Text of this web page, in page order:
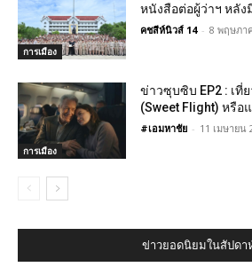
การเมือง
หนังสือต่อผู้ว่าฯ หลัง
คชสีห์นิวส์ 14 - 8 พฤษภา
การเมือง
ข่าวซุบซิบ EP2 : เที่
(Sweet Flight) หรือ
#เอมหาชัย - 11 เมษายน
ข่าวยอดนิยมในสัปดา